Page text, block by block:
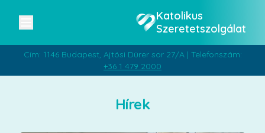
Katolikus
Szeretetszolgálat
Cím: 1146 Budapest, Ajtósi Dürer sor 27/A | Telefonszám:
+36 1 479 2000
Hírek